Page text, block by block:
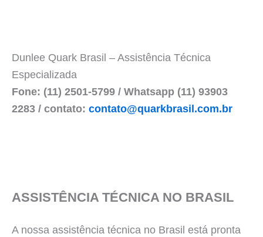
Dunlee Quark Brasil – Assistência Técnica
Especializada
Fone: (11) 2501-5799 / Whatsapp (11) 93903
2283 / contato: contato@quarkbrasil.com.br
ASSISTÊNCIA TÉCNICA NO BRASIL
A nossa assistência técnica no Brasil está pronta